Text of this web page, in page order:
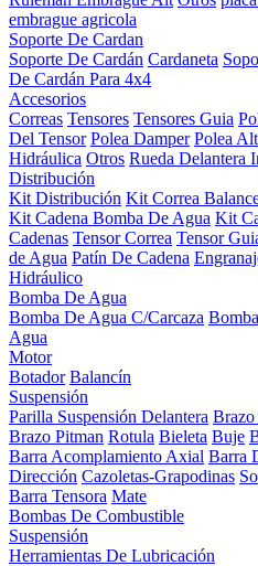
embrague agricola
Soporte De Cardan
Soporte De Cardán Cardaneta
De Cardán Para 4x4
Accesorios
Correas Tensores Tensores Guia
Del Tensor Polea Damper Polea
Hidráulica Otros Rueda Delantera
Distribución
Kit Distribución Kit Correa
Kit Cadena Bomba De Agua Kit
Cadenas Tensor Correa Tensor
de Agua Patín De Cadena
Hidráulico
Bomba De Agua
Bomba De Agua C/Carcaza
Agua
Motor
Botador Balancín
Suspensión
Parilla Suspensión Delantera Brazo
Brazo Pitman Rotula Bieleta Buje
Barra Acomplamiento Axial Barra
Dirección Cazoletas-Grapodinas
Barra Tensora Mate
Bombas De Combustible
Suspensión
Herramientas De Lubricación